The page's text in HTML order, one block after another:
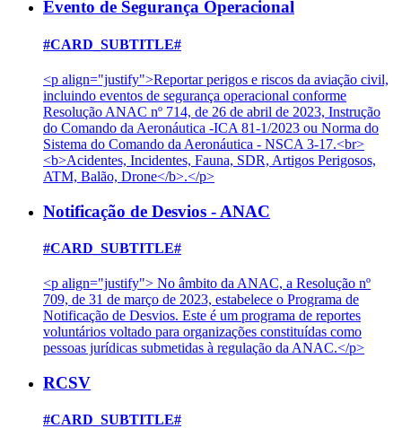
Evento de Segurança Operacional
#CARD_SUBTITLE#
<p align="justify">Reportar perigos e riscos da aviação civil,
incluindo eventos de segurança operacional conforme
Resolução ANAC nº 714, de 26 de abril de 2023, Instrução
do Comando da Aeronáutica -ICA 81-1/2023 ou Norma do
Sistema do Comando da Aeronáutica - NSCA 3-17.<br>
<b>Acidentes, Incidentes, Fauna, SDR, Artigos Perigosos,
ATM, Balão, Drone</b>.</p>
Notificação de Desvios - ANAC
#CARD_SUBTITLE#
<p align="justify"> No âmbito da ANAC, a Resolução nº
709, de 31 de março de 2023, estabelece o Programa de
Notificação de Desvios. Este é um programa de reportes
voluntários voltado para organizações constituídas como
pessoas jurídicas submetidas à regulação da ANAC.</p>
RCSV
#CARD_SUBTITLE#